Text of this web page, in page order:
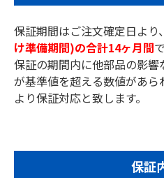
保証期間はご注文確定日より、
け準備期間)の合計14ヶ月間
保証の期間内に他部品の影
が基準値を超える数値があ
より保証対応と致します。
保証